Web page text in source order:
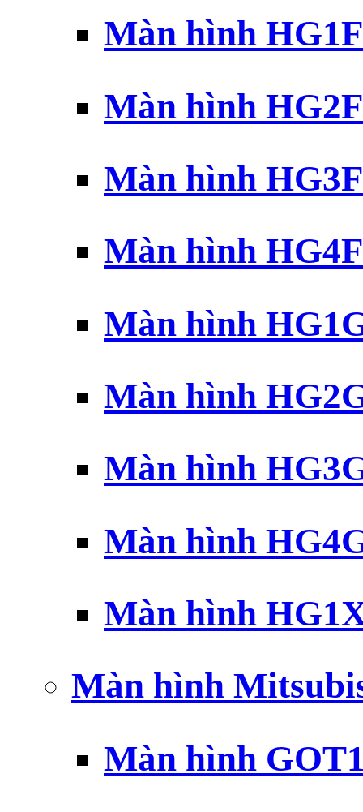
Màn hình
Màn hình
Màn hình
Màn hình
Màn hình
Màn hình
Màn hình
Màn hình
Màn hình
Màn hình
Màn hình